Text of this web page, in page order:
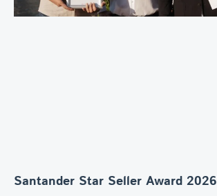
Santander Star Seller Award 2026